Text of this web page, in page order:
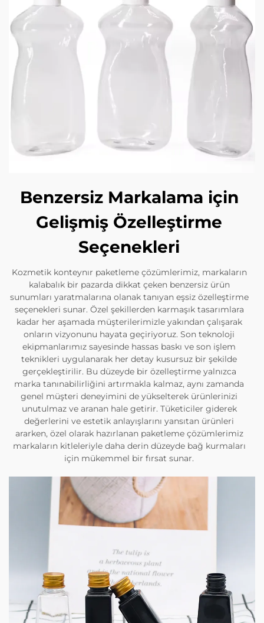
Benzersiz Markalama için
Gelişmiş Özelleştirme
Seçenekleri
Kozmetik konteynır paketleme çözümlerimiz, markaların
kalabalık bir pazarda dikkat çeken benzersiz ürün
sunumları yaratmalarına olanak tanıyan eşsiz özelleştirme
seçenekleri sunar. Özel şekillerden karmaşık tasarımlara
kadar her aşamada müşterilerimizle yakından çalışarak
onların vizyonunu hayata geçiriyoruz. Son teknoloji
ekipmanlarımız sayesinde hassas baskı ve son işlem
teknikleri uygulanarak her detay kusursuz bir şekilde
gerçekleştirilir. Bu düzeyde bir özelleştirme yalnızca
marka tanınabilirliğini artırmakla kalmaz, aynı zamanda
genel müşteri deneyimini de yükselterek ürünlerinizi
unutulmaz ve aranan hale getirir. Tüketiciler giderek
değerlerini ve estetik anlayışlarını yansıtan ürünleri
ararken, özel olarak hazırlanan paketleme çözümlerimiz
markaların kitleleriyle daha derin düzeyde bağ kurmaları
için mükemmel bir fırsat sunar.